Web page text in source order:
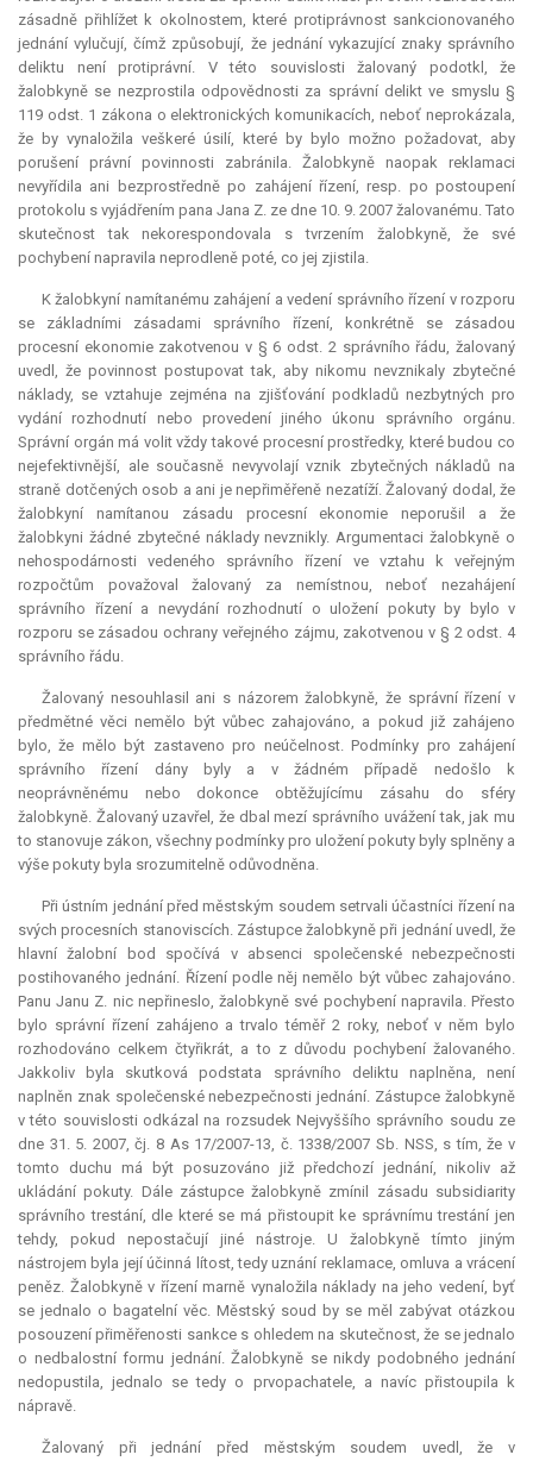
zásadně přihlížet k okolnostem, které protiprávnost sankcionovaného
jednání vylučují, čímž způsobují, že jednání vykazující znaky správního
deliktu není protiprávní. V této souvislosti žalovaný podotkl, že
žalobkyně se nezprostila odpovědnosti za správní delikt ve smyslu §
119 odst. 1 zákona o elektronických komunikacích, neboť neprokázala,
že by vynaložila veškeré úsilí, které by bylo možno požadovat, aby
porušení právní povinnosti zabránila. Žalobkyně naopak reklamaci
nevyřídila ani bezprostředně po zahájení řízení, resp. po postoupení
protokolu s vyjádřením pana Jana Z. ze dne 10. 9. 2007 žalovanému. Tato
skutečnost tak nekorespondovala s tvrzením žalobkyně, že své
pochybení napravila neprodleně poté, co jej zjistila.
K žalobkyní namítanému zahájení a vedení správního řízení v rozporu
se základními zásadami správního řízení, konkrétně se zásadou
procesní ekonomie zakotvenou v § 6 odst. 2 správního řádu, žalovaný
uvedl, že povinnost postupovat tak, aby nikomu nevznikaly zbytečné
náklady, se vztahuje zejména na zjišťování podkladů nezbytných pro
vydání rozhodnutí nebo provedení jiného úkonu správního orgánu.
Správní orgán má volit vždy takové procesní prostředky, které budou co
nejefektivnější, ale současně nevyvolají vznik zbytečných nákladů na
straně dotčených osob a ani je nepřiměřeně nezatíží. Žalovaný dodal, že
žalobkyní namítanou zásadu procesní ekonomie neporušil a že
žalobkyni žádné zbytečné náklady nevznikly. Argumentaci žalobkyně o
nehospodárnosti vedeného správního řízení ve vztahu k veřejným
rozpočtům považoval žalovaný za nemístnou, neboť nezahájení
správního řízení a nevydání rozhodnutí o uložení pokuty by bylo v
rozporu se zásadou ochrany veřejného zájmu, zakotvenou v § 2 odst. 4
správního řádu.
Žalovaný nesouhlasil ani s názorem žalobkyně, že správní řízení v
předmětné věci nemělo být vůbec zahajováno, a pokud již zahájeno
bylo, že mělo být zastaveno pro neúčelnost. Podmínky pro zahájení
správního řízení dány byly a v žádném případě nedošlo k
neoprávněnému nebo dokonce obtěžujícímu zásahu do sféry
žalobkyně. Žalovaný uzavřel, že dbal mezí správního uvážení tak, jak mu
to stanovuje zákon, všechny podmínky pro uložení pokuty byly splněny a
výše pokuty byla srozumitelně odůvodněna.
Při ústním jednání před městským soudem setrvali účastníci řízení na
svých procesních stanoviscích. Zástupce žalobkyně při jednání uvedl, že
hlavní žalobní bod spočívá v absenci společenské nebezpečnosti
postihovaného jednání. Řízení podle něj nemělo být vůbec zahajováno.
Panu Janu Z. nic nepřineslo, žalobkyně své pochybení napravila. Přesto
bylo správní řízení zahájeno a trvalo téměř 2 roky, neboť v něm bylo
rozhodováno celkem čtyřikrát, a to z důvodu pochybení žalovaného.
Jakkoliv byla skutková podstata správního deliktu naplněna, není
naplněn znak společenské nebezpečnosti jednání. Zástupce žalobkyně
v této souvislosti odkázal na rozsudek Nejvyššího správního soudu ze
dne 31. 5. 2007, čj. 8 As 17/2007-13, č. 1338/2007 Sb. NSS, s tím, že v
tomto duchu má být posuzováno již předchozí jednání, nikoliv až
ukládání pokuty. Dále zástupce žalobkyně zmínil zásadu subsidiarity
správního trestání, dle které se má přistoupit ke správnímu trestání jen
tehdy, pokud nepostačují jiné nástroje. U žalobkyně tímto jiným
nástrojem byla její účinná lítost, tedy uznání reklamace, omluva a vrácení
peněz. Žalobkyně v řízení marně vynaložila náklady na jeho vedení, byť
se jednalo o bagatelní věc. Městský soud by se měl zabývat otázkou
posouzení přiměřenosti sankce s ohledem na skutečnost, že se jednalo
o nedbalostní formu jednání. Žalobkyně se nikdy podobného jednání
nedopustila, jednalo se tedy o prvopachatele, a navíc přistoupila k
nápravě.
Žalovaný při jednání před městským soudem uvedl, že v